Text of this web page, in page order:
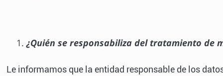
¿Quién se responsabiliza del tratamiento de
Le informamos que la entidad responsable de los